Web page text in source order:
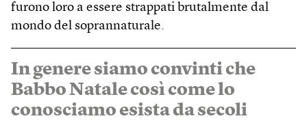
furono loro a essere strappati brutalmente dal
mondo del soprannaturale.
In genere siamo convinti che
Babbo Natale così come lo
conosciamo esista da secoli